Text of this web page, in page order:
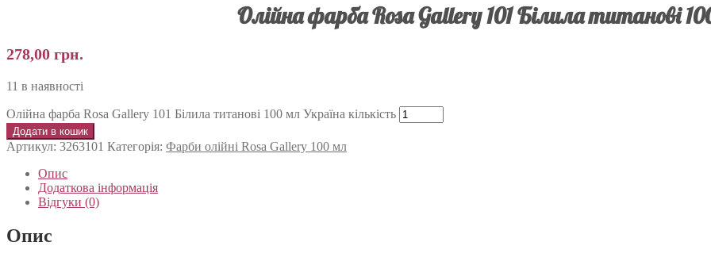
Олійна фарба Rosa Gallery 101 Білила титанові
278,00 грн.
11 в наявності
Олійна фарба Rosa Gallery 101 Білила титанові 100 мл Україна кількість
Додати в кошик
Артикул: 3263101 Категорія: Фарби олійні Rosa Gallery 100 мл
Опис
Додаткова інформація
Відгуки (0)
Опис